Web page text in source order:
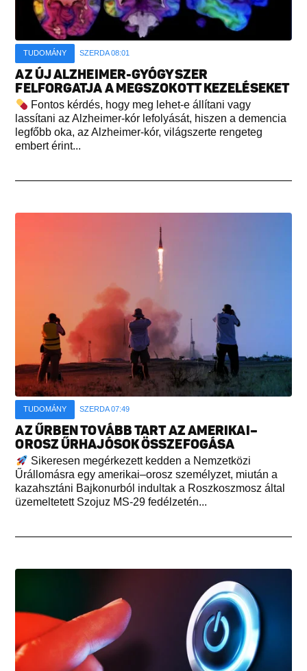
TUDOMÁNY SZERDA 08:01
AZ ÚJ ALZHEIMER-GYÓGYSZER
FELFORGATJA A MEGSZOKOTT KEZELÉSEKET
Fontos kérdés, hogy meg lehet-e állítani vagy
lassítani az Alzheimer-kór lefolyását, hiszen a demencia
legfőbb oka, az Alzheimer-kór, világszerte rengeteg
embert érint...
TUDOMÁNY SZERDA 07:49
AZ ŰRBEN TOVÁBB TART AZ AMERIKAI–
OROSZ ŰRHAJÓSOK ÖSSZEFOGÁSA
Sikeresen megérkezett kedden a Nemzetközi
Űrállomásra egy amerikai–orosz személyzet, miután a
kazahsztáni Bajkonurból indultak a Roszkoszmosz által
üzemeltetett Szojuz MS-29 fedélzetén...